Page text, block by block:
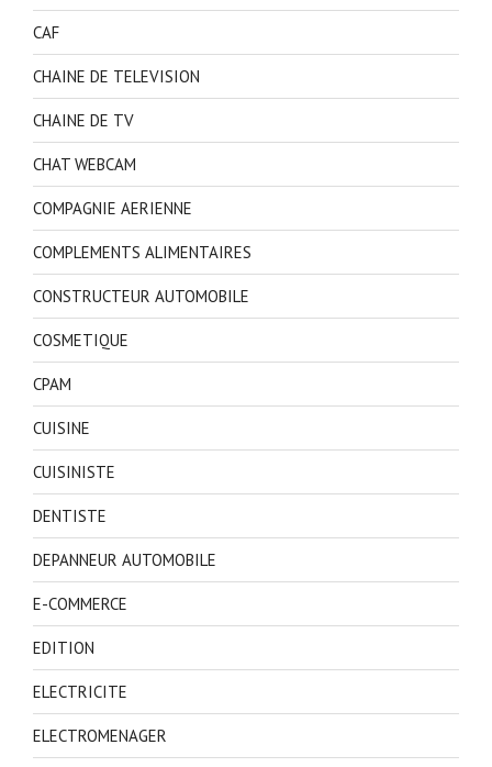
CAF
CHAINE DE TELEVISION
CHAINE DE TV
CHAT WEBCAM
COMPAGNIE AERIENNE
COMPLEMENTS ALIMENTAIRES
CONSTRUCTEUR AUTOMOBILE
COSMETIQUE
CPAM
CUISINE
CUISINISTE
DENTISTE
DEPANNEUR AUTOMOBILE
E-COMMERCE
EDITION
ELECTRICITE
ELECTROMENAGER